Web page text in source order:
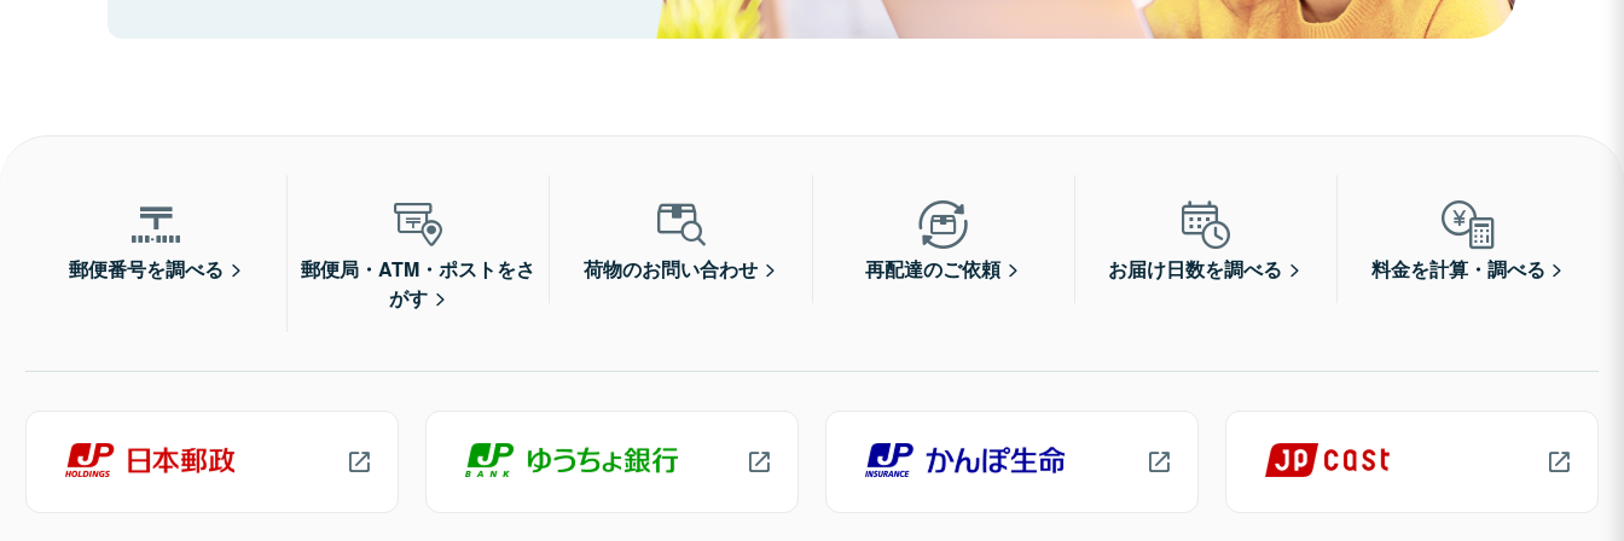
郵便番号を調べる
郵便局・ATM・ポストをさ
がす
荷物のお問い合わせ 再配達のご依頼 お届け日数を調べる 料金を計算・調べる